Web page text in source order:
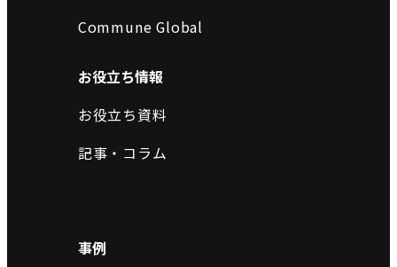
Commune Global
お役立ち情報
お役立ち資料
記事・コラム
事例